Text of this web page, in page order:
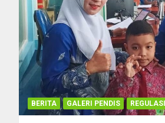
BERITA GALERI PENDIS REGULASI